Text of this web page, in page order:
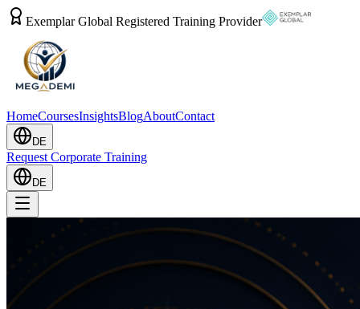
Exemplar Global Registered Training Provider
HomeCoursesInsightsBlogAboutContact
DE
Request Corporate Training
DE